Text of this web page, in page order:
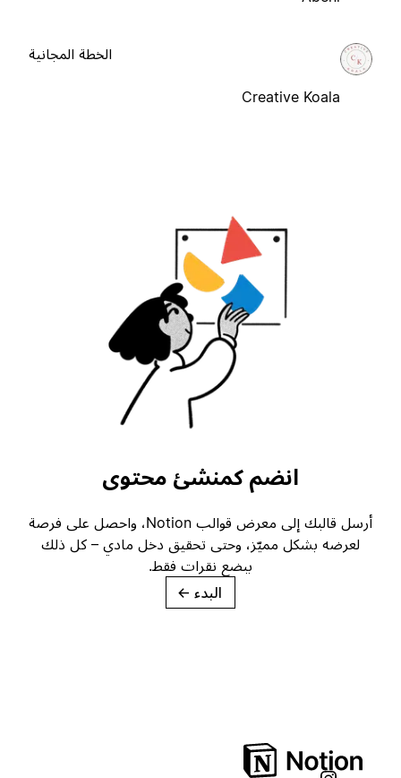
Creative Koala
الخطة المجانية
انضم كمنشئ محتوى
أرسل قالبك إلى معرض قوالب Notion، واحصل على فرصة
لعرضه بشكل مميّز، وحتى تحقيق دخل مادي – كل ذلك
ببضع نقرات فقط.
→